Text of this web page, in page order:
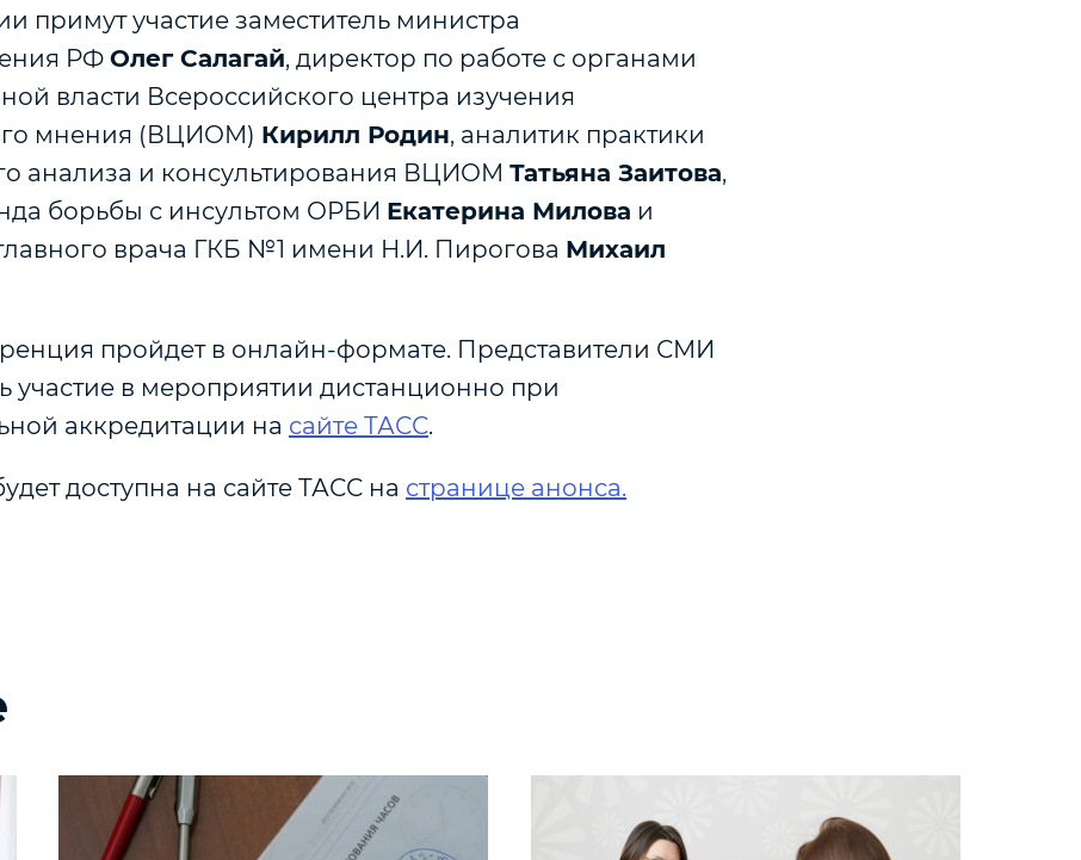
примут участие заместитель министра
РФ Олег Салагай, директор по работе с органами
власти Всероссийского центра изучения
мнения (ВЦИОМ) Кирилл Родин, аналитик практики
анализа и консультирования ВЦИОМ Татьяна Заитова,
борьбы с инсультом ОРБИ Екатерина Милова и
врача ГКБ №1 имени Н.И. Пирогова Михаил
пройдет в онлайн-формате. Представители СМИ
участие в мероприятии дистанционно при
аккредитации на сайте ТАСС.
доступна на сайте ТАСС на странице анонса.